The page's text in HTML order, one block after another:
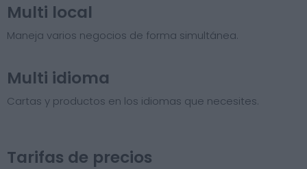
Multi local
Maneja varios negocios de forma simultánea.
Multi idioma
Cartas y productos en los idiomas que necesites.
Tarifas de precios​